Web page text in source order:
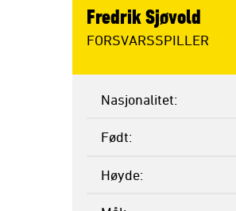
Fredrik Sjøvold
FORSVARSSPILLER
Nasjonalitet
Født
Høyde